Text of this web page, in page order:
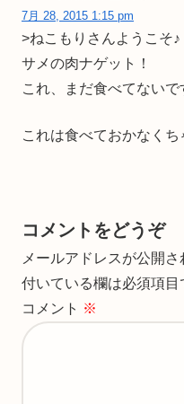
7月 28, 2015 1:15 pm
>ねこもりさんようこそ♪
サメの肉ナゲット！
これ、まだ食べてないで
これは食べておかなくち
コメントをどうぞ
メールアドレスが公開さ
付いている欄は必須項目
コメント ※